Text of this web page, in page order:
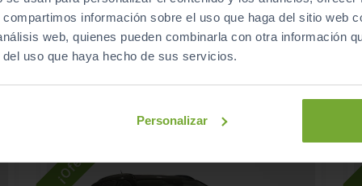
información sobre el uso que haga del sitio web
web, quienes pueden combinarla con otra información
uso que haya hecho de sus servicios.
Personalizar
16.395
Automático
Gasolina